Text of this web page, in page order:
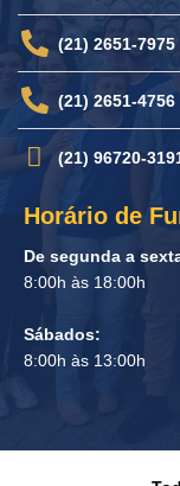
(21) 2651-7975
(21) 2651-4756
(21) 96720-
Horário de
De segunda a
8:00h às 18:00h
Sábados:
8:00h às 13:00h